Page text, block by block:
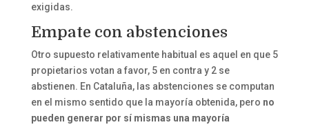
exigidas.
Empate con abstenciones
Otro supuesto relativamente habitual es aquel en que 5
propietarios votan a favor, 5 en contra y 2 se
abstienen. En Cataluña, las abstenciones se computan
en el mismo sentido que la mayoría obtenida, pero no
pueden generar por sí mismas una mayoría